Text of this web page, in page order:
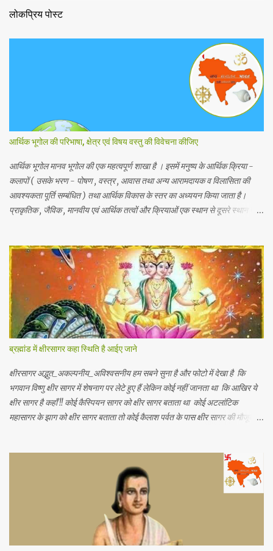
लोकप्रिय पोस्ट
आर्थिक भूगोल की परिभाषा, क्षेत्र एवं विषय वस्तु की विवेचना कीजिए
आर्थिक भूगोल मानव भूगोल की एक महत्वपूर्ण शाखा है । इसमें मनुष्य के आर्थिक क्रिया -
कलापों ( उसके भरण - पोषण , वस्त्र , आवास तथा अन्य आरामदायक व विलासिता की
आवश्यकता पूर्ति सम्बंधित ) तथा आर्थिक विकास के स्तर का अध्ययन किया जाता है।
प्राकृतिक , जैविक , मानवीय एवं आर्थिक तत्वों और क्रियाओं एक स्थान से दूसरे स्थान पर
विद्वानों ने निम्नलिखित प्रमुख परिभाषाएं दी है। 1.प्रो . ब्राउन के शब्दों में - आर्थिक भूगोल
की वह शाखा है जिसमें प्राकृतिक वातावरण ( जड़ और चेतन ) के मनुष्य की आर्थिक
क्रियाओं पर पड़ने वाले प्रभावों का अध्ययन होता है। 2. रूरबैक के शब्दों में - "आर्थिक
भूगोल एक क्षेत्र के आर्थिक जीवन क वर्णन है, जिसके अन्तर्गत भौगोलिक वातावरण के
नियंत्रण या प्रभाव को आर्थिक जन जीवन पर देखा जा सकें। " 3. आर. ई मरफी के
अनुसार -" आर्थिक भूगोल मनुष्य के जीवकोपार्जन की विधियों में से एक स्था...
ब्रह्मांड में क्षीरसागर कहा स्थिति है आईए जाने
क्षीरसागर अद्भुत_अकल्पनीय_अविश्वसनीय हम सबने सुना है और फोटो में देखा है कि
भगवान विष्णु क्षीर सागर में शेषनाग पर लेटे हुए हैं लेकिन कोई नहीं जानता था कि आखिर ये
क्षीर सागर है कहाँ !! कोई कैस्पियन सागर को क्षीर सागर बताता था कोई अटलांटिक
महासागर के झाग को क्षीर सागर बताता तो कोई कैलाश पर्वत के पास क्षीर सागर की मौजूदगी
बड़ा है जिसमें पृथ्वी पर मौजूद कुल पानी से 140 ट्रिलियन गुणा अधिक पानी है (1
ट्रिलियन = 1 लाख करोड़) अंतरिक्ष में पानी का ये असीमित महासागर हमारी पृथ्वी से
लगभग 12 अरब प्रकाश वर्ष दूर है (1 प्रकाश वर्ष = 1 साल में प्रकाश जितनी दूरी तय कर
पाती है) जहाँ यह सैकड़ों प्रकाश वर्ष के क्षेत्र में फैला हुआ है जिसकी खोज खगोलविदों की
दो टीमों ने की है इस महासागर को क्वासर के गैसीय क्षेत्र में खोजा गया है जो एक ब्लैक होल
द्वारा संचालित आकाशगंगा के केंद्र में एक...